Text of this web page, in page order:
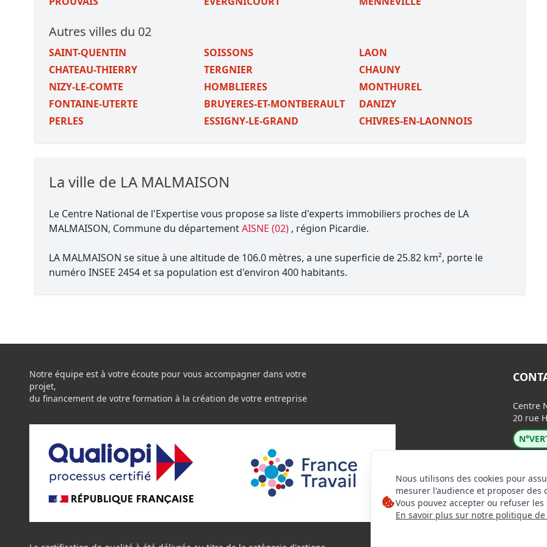
Autres villes du 02
SAINT-QUENTIN SOISSONS
LAON
CHATEAU-THIERRY
TERGNIER
CHAUNY
NIZY-LE-COMTE
HOMBLIERES
MONTHUREL
FONTAINE-UTERTE
BRUYERES-ET-MONTBERAULT
DANIZY
PERLES
ESSIGNY-LE-GRAND CHIVRES-EN-LAONNOIS
La ville de LA MALMAISON
Le Centre National de l'Expertise vous propose sa liste d'experts immobiliers proches de LA
MALMAISON, Commune du départementAISNE (02) , région Picardie.
LA MALMAISON se situe à une altitude de 106.0 mètres, a une superficie de 25.82 km², porte le
numéro INSEE 2454 et sa population est d'environ 400 habitants.
Nous utilisons des cookies pour
mesurer l'audience et proposer des
Vous pouvez accepter ou refuser
En savoir plus sur notre politique
Notre équipe est à votre écoute pour vous accompagner dans votre
projet,
du financement de votre formation à la création de votre entreprise
Centre
20 rue